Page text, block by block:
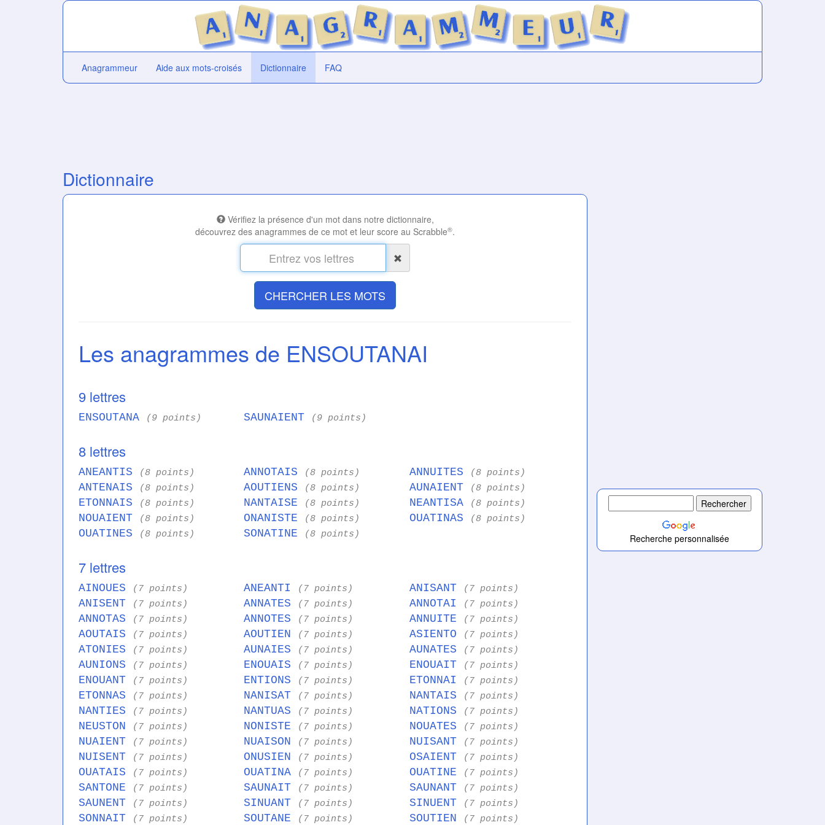
Anagrammeur Aide aux mots-croisés Dictionnaire FAQ
Dictionnaire
Vérifiez la présence d'un mot dans notre dictionnaire,
découvrez des anagrammes de ce mot et leur score au Scrabble®.
CHERCHER LES MOTS
Les anagrammes de ENSOUTANAI
9 lettres
ENSOUTANA (9 points) SAUNAIENT (9 points)
8 lettres
ANEANTIS (8 points) ANNOTAIS (8 points) ANNUITES (8 points)
ANTENAIS (8 points) AOUTIENS (8 points) AUNAIENT (8 points)
ETONNAIS (8 points) NANTAISE (8 points) NEANTISA (8 points)
NOUAIENT (8 points) ONANISTE (8 points) OUATINAS (8 points)
OUATINES (8 points) SONATINE (8 points)
7 lettres
AINOUES (7 points) ANEANTI (7 points) ANISANT (7 points)
ANISENT (7 points) ANNATES (7 points) ANNOTAI (7 points)
ANNOTAS (7 points) ANNOTES (7 points) ANNUITE (7 points)
AOUTAIS (7 points) AOUTIEN (7 points) ASIENTO (7 points)
ATONIES (7 points) AUNAIES (7 points) AUNATES (7 points)
AUNIONS (7 points) ENOUAIS (7 points) ENOUAIT (7 points)
ENOUANT (7 points) ENTIONS (7 points) ETONNAI (7 points)
ETONNAS (7 points) NANISAT (7 points) NANTAIS (7 points)
NANTIES (7 points) NANTUAS (7 points) NATIONS (7 points)
NEUSTON (7 points) NONISTE (7 points) NOUATES (7 points)
NUAIENT (7 points) NUAISON (7 points) NUISANT (7 points)
NUISENT (7 points) ONUSIEN (7 points) OSAIENT (7 points)
OUATAIS (7 points) OUATINA (7 points) OUATINE (7 points)
SANTONE (7 points) SAUNAIT (7 points) SAUNANT (7 points)
SAUNENT (7 points) SINUANT (7 points) SINUENT (7 points)
SONNAIT (7 points) SOUTANE (7 points) SOUTIEN (7 points)
Recherche personnalisée